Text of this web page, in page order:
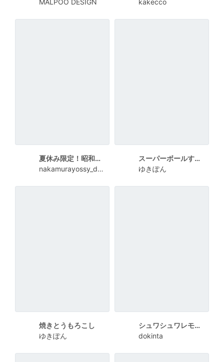
MALPOO DESIGN
kakecco
夏休み限定！昭和レトロな夏スイーツPOP
nakamurayossy_design
スーパーボールすくい
ゆきぽん
焼きとうもろこし
ゆきぽん
シュワシュワレモンのサマーセールポスター
dokinta